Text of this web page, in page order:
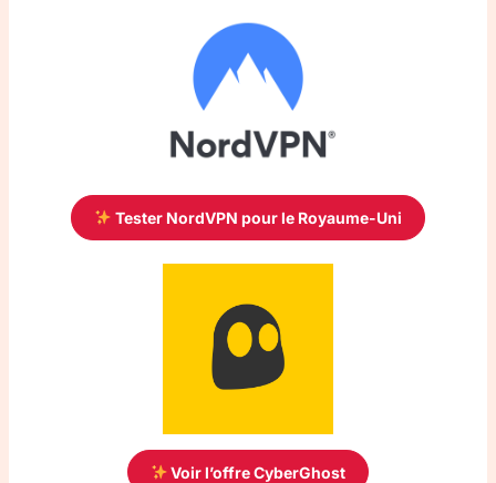
Tester NordVPN pour le Royaume-Uni
Voir l’offre CyberGhost